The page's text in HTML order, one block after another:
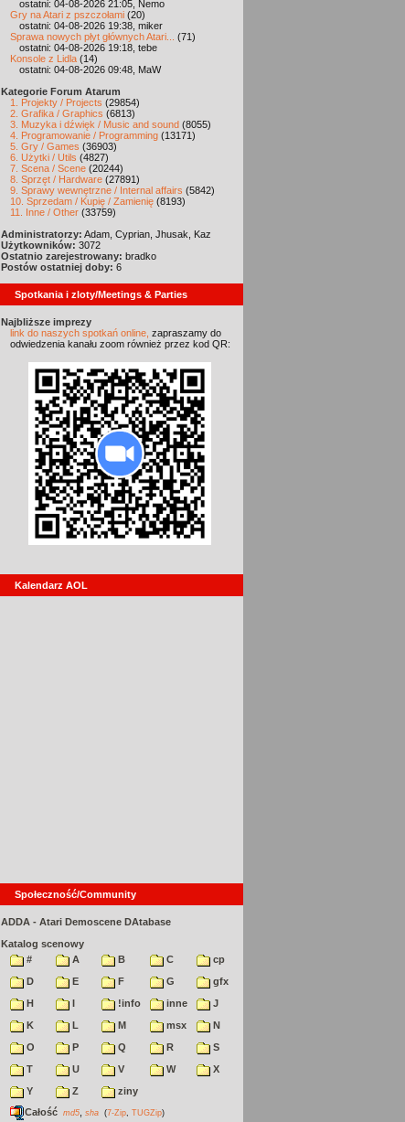
ostatni: 04-08-2026 21:05, Nemo
Gry na Atari z pszczołami (20)
ostatni: 04-08-2026 19:38, miker
Sprawa nowych płyt głównych Atari...
(71)
ostatni: 04-08-2026 19:18, tebe
Konsole z Lidla (14)
ostatni: 04-08-2026 09:48, MaW
Kategorie Forum Atarum
1. Projekty / Projects (29854)
2. Grafika / Graphics (6813)
3. Muzyka i dźwięk / Music and sound (8055)
4. Programowanie / Programming (13171)
5. Gry / Games (36903)
6. Użytki / Utils (4827)
7. Scena / Scene (20244)
8. Sprzęt / Hardware (27891)
9. Sprawy wewnętrzne / Internal affairs (5842)
10. Sprzedam / Kupię / Zamienię (8193)
11. Inne / Other (33759)
Administratorzy: Adam, Cyprian, Jhusak, Kaz
Użytkowników: 3072
Ostatnio zarejestrowany: bradko
Postów ostatniej doby: 6
Spotkania i zloty/Meetings & Parties
Najbliższe imprezy
link do naszych spotkań online, zapraszamy do
odwiedzenia kanału zoom również przez kod QR:
Kalendarz AOL
Społeczność/Community
ADDA - Atari Demoscene DAtabase
Katalog scenowy
#
A B C
cp
D
E F G
gfx
H
I !info inne
J
K
L M msx
N
O
P Q R
S
T
U V W
X
Y
Z
ziny
Całość md5 sha (7-Zip TUGZip)